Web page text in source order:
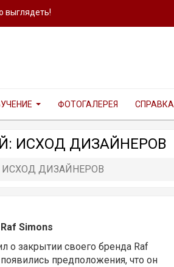
выглядеть!
ФОТОГАЛЕРЕЯ СПРАВКА
ИСХОД ДИЗАЙНЕРОВ
ИСХОД ДИЗАЙНЕРОВ
Simons
о закрытии своего бренда Raf
предположения, что он